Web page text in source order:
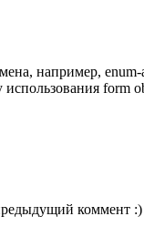
например, enum-
form
коммент :)